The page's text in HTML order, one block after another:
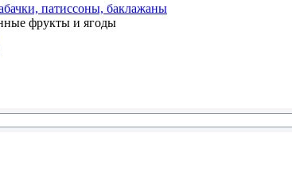
патиссоны, баклажаны
фрукты и ягоды